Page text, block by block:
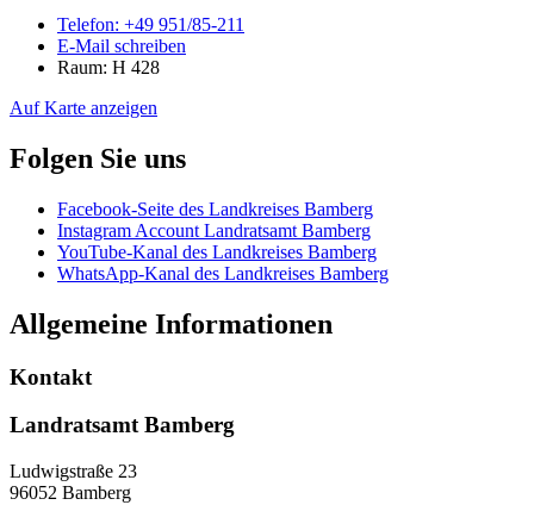
Telefon: +49 951/85-211
E-Mail schreiben
Raum: H 428
Auf Karte anzeigen
Folgen Sie uns
Facebook-Seite des Landkreises Bamberg
Instagram Account Landratsamt Bamberg
YouTube-Kanal des Landkreises Bamberg
WhatsApp-Kanal des Landkreises Bamberg
Allgemeine Informationen
Kontakt
Landratsamt Bamberg
Ludwigstraße 23
96052 Bamberg